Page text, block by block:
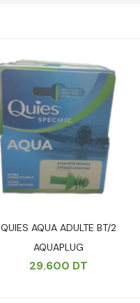
QUIES AQUA ADULTE BT/2
AQUAPLUG
29.600 DT